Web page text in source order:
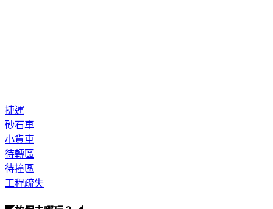
捷運
砂石車
小貨車
待轉區
待撞區
工程疏失